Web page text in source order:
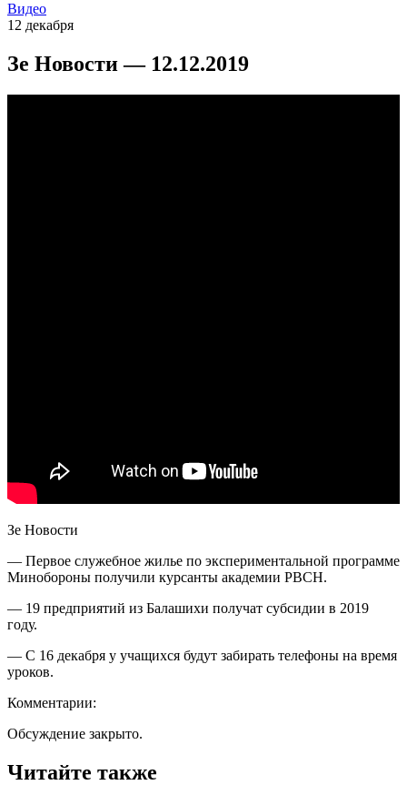
Видео
12 декабря
Зе Новости — 12.12.2019
Зе Новости
— Первое служебное жилье по экспериментальной программе
Минобороны получили курсанты академии РВСН.
— 19 предприятий из Балашихи получат субсидии в 2019
году.
— С 16 декабря у учащихся будут забирать телефоны на время
уроков.
Комментарии:
Обсуждение закрыто.
Читайте также